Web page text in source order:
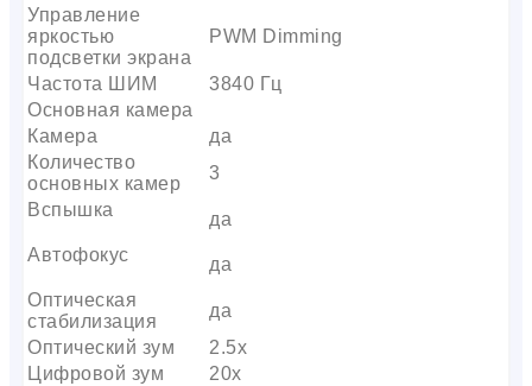
Управление
яркостью
подсветки экрана
PWM Dimming
Частота ШИМ
3840 Гц
Основная камера
Камера
да
Количество
основных камер
3
Вспышка
да
Автофокус
да
Оптическая
стабилизация
да
Оптический зум
2.5x
Цифровой зум
20x